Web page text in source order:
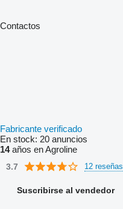
Contactos
Fabricante verificado
En stock: 20 anuncios
14años en Agroline
3.7 12 reseñas
Suscribirse al vendedor